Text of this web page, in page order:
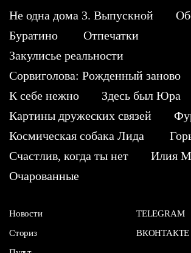
Не одна дома 3. Выпускной
Буратино
Отпечатки
Закулисье реальности
Сорвиголова: Рожденный заново
К себе нежно
Здесь был Юра
Картины дружеских связей
Космическая собака Лида
Счастлив, когда ты нет
Илия
Очарованные
Новости
Сториз
TELEGRAM
ВКОНТАКТЕ